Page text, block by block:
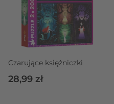
Czarujące księżniczki
28,99 zł